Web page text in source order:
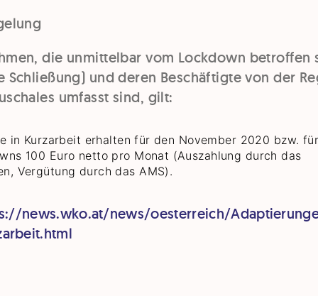
die unmittelbar vom Lockdown betroffen
Schließung) und deren Beschäftigte von der
umfasst sind, gilt:
in Kurzarbeit erhalten für den November 2020 bzw.
100 Euro netto pro Monat (Auszahlung durch das
Vergütung durch das AMS).
news.wko.at/news/oesterreich/